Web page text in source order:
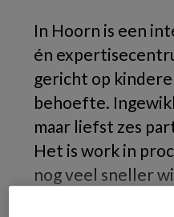
In Hoorn is een
én
gericht op
behoefte.
maar liefst zes
Het is work in
nog veel sneller